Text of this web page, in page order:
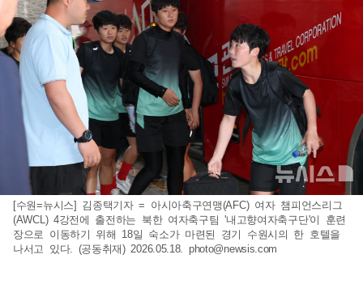
[수원=뉴시스] 김종택기자 = 아시아축구연맹(AFC) 여자 챔피언스리그
(AWCL) 4강전에 출전하는 북한 여자축구팀 '내고향여자축구단'이 훈련
장으로 이동하기 위해 18일 숙소가 마련된 경기 수원시의 한 호텔을
나서고 있다. (공동취재) 2026.05.18. photo@newsis.com